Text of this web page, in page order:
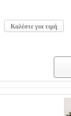
Καλέστε για τιμή